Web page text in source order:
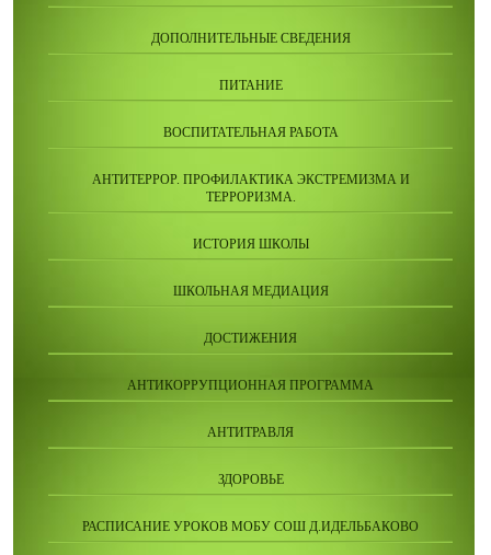
ДОПОЛНИТЕЛЬНЫЕ СВЕДЕНИЯ
ПИТАНИЕ
ВОСПИТАТЕЛЬНАЯ РАБОТА
АНТИТЕРРОР. ПРОФИЛАКТИКА ЭКСТРЕМИЗМА И
ТЕРРОРИЗМА.
ИСТОРИЯ ШКОЛЫ
ШКОЛЬНАЯ МЕДИАЦИЯ
ДОСТИЖЕНИЯ
АНТИКОРРУПЦИОННАЯ ПРОГРАММА
АНТИТРАВЛЯ
ЗДОРОВЬЕ
РАСПИСАНИЕ УРОКОВ МОБУ СОШ Д.ИДЕЛЬБАКОВО